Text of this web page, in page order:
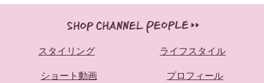
スタイリング ライフスタイル
ショート動画 プロフィール